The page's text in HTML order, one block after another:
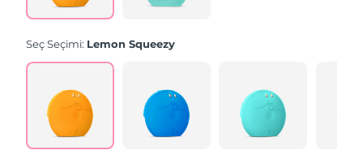
Seç Seçimi: Lemon Squeezy